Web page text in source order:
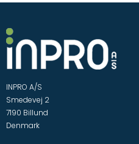
INPRO A/S
Smedevej 2
7190 Billund
Denmark